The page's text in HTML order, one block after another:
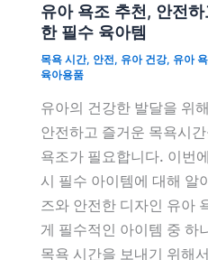
유아 욕조 추천, 안전
한 필수 육아템
목욕 시간, 안전, 유아 건강, 유아
육아용품
유아의 건강한 발달을 위
안전하고 즐거운 목욕시
욕조가 필요합니다. 이번
시 필수 아이템에 대해 알
즈와 안전한 디자인 유아
게 필수적인 아이템 중 하
목욕 시간을 보내기 위해